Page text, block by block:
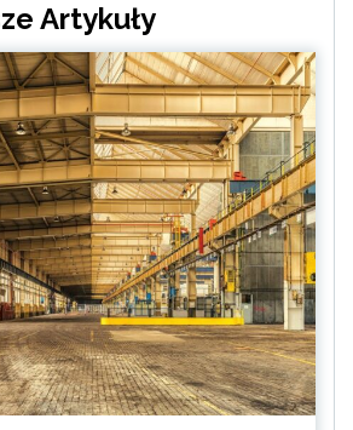
Artykuły